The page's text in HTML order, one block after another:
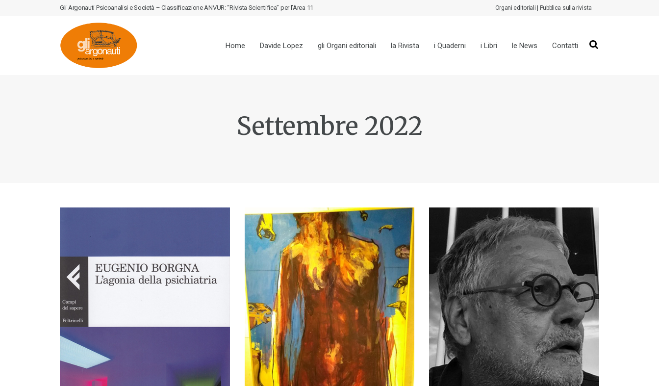
Gli Argonauti Psicoanalisi e Società – Classificazione ANVUR: “Rivista Scientifica” per l’Area 11 Organi editoriali | Pubblica sulla rivista
Home Davide Lopez gli Organi editoriali la Rivista i Quaderni i Libri le News Contatti
Settembre 2022